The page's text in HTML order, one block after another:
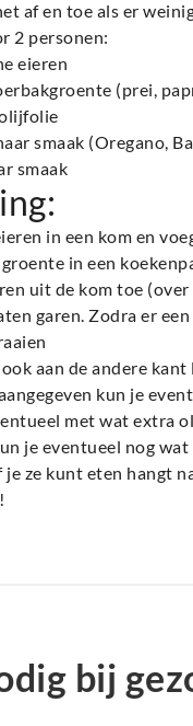
af en toe als er
2 personen:
eieren
(prei,
smaak (Oregano,
smaak
in een kom en
groente in een
uit de kom toe
garen. Zodra er
aan de andere kant
kun je
met wat extra
je eventueel nog
je ze kunt eten hangt
bij